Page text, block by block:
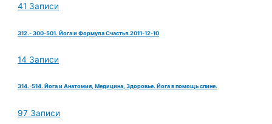
41 Записи
312.- 300-501. Йога и Формула Счастья.2011-12-10
14 Записи
314.-514. Йога и Анатомия, Медицина, Здоровье. Йога в помощь спине.
97 Записи